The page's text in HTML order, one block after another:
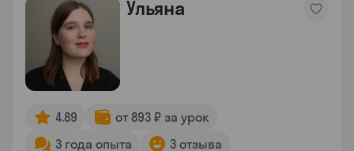
Ульяна
4.89
от 893 ₽ за урок
3 года опыта
3 отзыва